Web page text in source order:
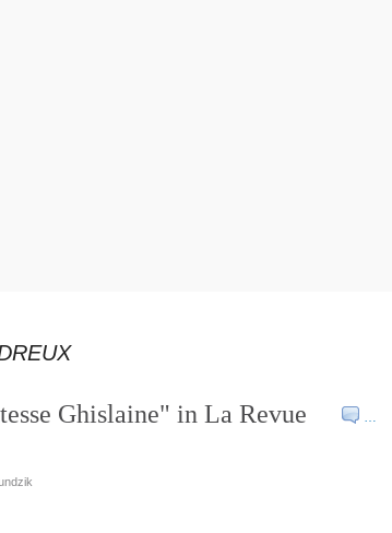
…
Ghislaine" in La Revue